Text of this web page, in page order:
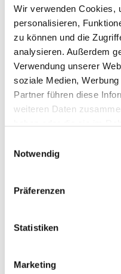
Wir verwenden Cookies,
personalisieren,
zu können und die
analysieren. Außerdem
Verwendung unserer
soziale Medien,
Partner führen diese
weiteren Daten
Notwendig
Präferenzen
Statistiken
Marketing